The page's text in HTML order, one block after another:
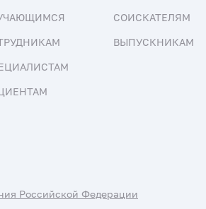
СОИСКАТЕЛЯМ
ВЫПУСКНИКАМ
Российской Федерации